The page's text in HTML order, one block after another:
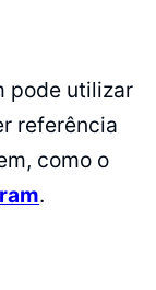
pode utilizar
referência
como o
.